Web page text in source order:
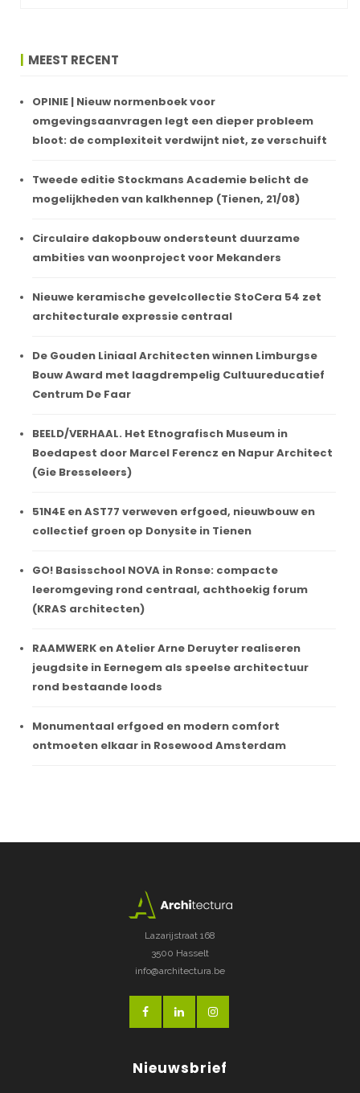
MEEST RECENT
OPINIE | Nieuw normenboek voor
omgevingsaanvragen legt een dieper probleem
bloot: de complexiteit verdwijnt niet, ze verschuift
Tweede editie Stockmans Academie belicht de
mogelijkheden van kalkhennep (Tienen, 21/08)
Circulaire dakopbouw ondersteunt duurzame
ambities van woonproject voor Mekanders
Nieuwe keramische gevelcollectie StoCera 54 zet
architecturale expressie centraal
De Gouden Liniaal Architecten winnen Limburgse
Bouw Award met laagdrempelig Cultuureducatief
Centrum De Faar
BEELD/VERHAAL. Het Etnografisch Museum in
Boedapest door Marcel Ferencz en Napur Architect
(Gie Bresseleers)
51N4E en AST77 verweven erfgoed, nieuwbouw en
collectief groen op Donysite in Tienen
GO! Basisschool NOVA in Ronse: compacte
leeromgeving rond centraal, achthoekig forum
(KRAS architecten)
RAAMWERK en Atelier Arne Deruyter realiseren
jeugdsite in Eernegem als speelse architectuur
rond bestaande loods
Monumentaal erfgoed en modern comfort
ontmoeten elkaar in Rosewood Amsterdam
Lazarijstraat 168
3500 Hasselt
info@architectura.be
Nieuwsbrief